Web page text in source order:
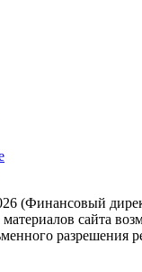
(Финансовый
сайта
разрешения